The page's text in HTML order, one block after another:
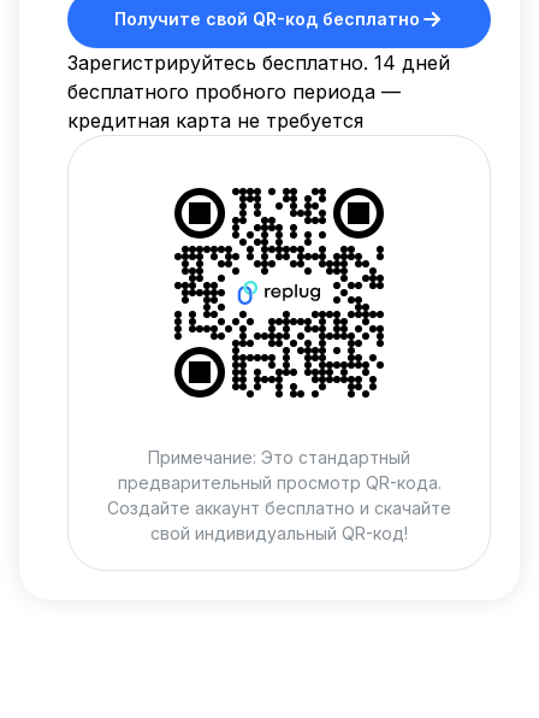
Получите свой QR-код бесплатно
Зарегистрируйтесь бесплатно. 14 дней
бесплатного пробного периода —
кредитная карта не требуется
Примечание: Это стандартный
предварительный просмотр QR-кода.
Создайте аккаунт бесплатно и скачайте
свой индивидуальный QR-код!